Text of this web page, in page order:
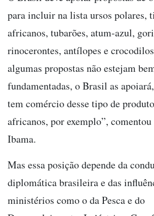
para incluir na lista ursos polares,
africanos, tubarões, atum-azul,
rinocerontes, antílopes e
algumas propostas não estejam
fundamentadas, o Brasil as
tem comércio desse tipo de
africanos, por exemplo”, comentou
Ibama.
Mas essa posição depende da
diplomática brasileira e das
ministérios como o da Pesca e do